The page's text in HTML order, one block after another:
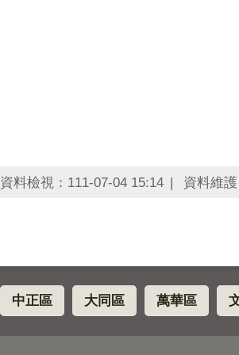
資料檢視：111-07-04 15:14 資料維
中正區 大同區 萬華區